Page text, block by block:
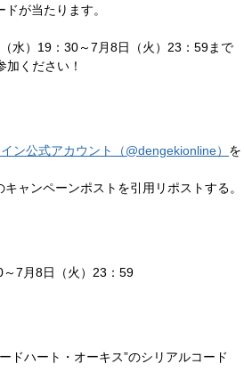
が当たります。
水）19：30～7月8日（火）23：59まで
加ください！
ン公式アカウント（@dengekionline） を
ャンペーンポストを引用リポストする。
7月8日（火）23：59
ドハート・オーキス”のシリアルコード